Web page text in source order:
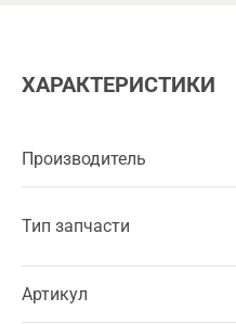
ХАРАКТЕРИСТИКИ
Производитель
Тип запчасти
Артикул